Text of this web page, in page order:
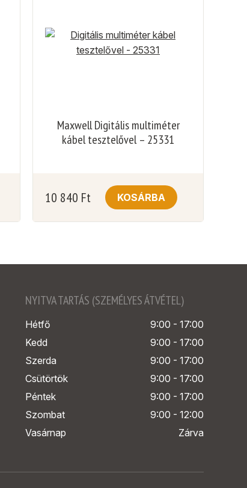
Maxwell Digitális multiméter
kábel tesztelővel – 25331
10 840 Ft KOSÁRBA
NYITVA TARTÁS (SZEMÉLYES ÁTVÉTEL)
Hétfő
9:00 - 17:00
Kedd
9:00 - 17:00
Szerda
9:00 - 17:00
Csütörtök
9:00 - 17:00
Péntek
9:00 - 17:00
Szombat
9:00 - 12:00
Vasárnap
Zárva